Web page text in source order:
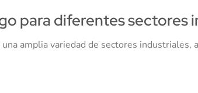
para diferentes sectores
una amplia variedad de sectores industriales,